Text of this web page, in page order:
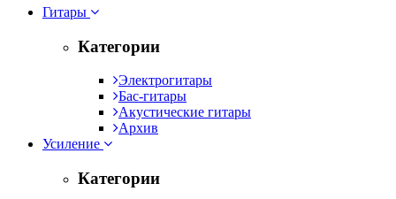
Гитары
Категории
Электрогитары
Бас-гитары
Акустические гитары
Архив
Усиление
Категории